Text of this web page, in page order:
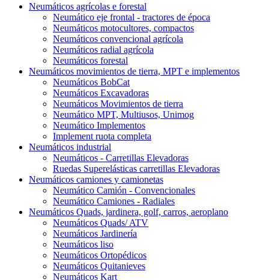
Neumáticos agrícolas e forestal
Neumático eje frontal - tractores de época
Neumáticos motocultores, compactos
Neumáticos convencional agrícola
Neumáticos radial agrícola
Neumáticos forestal
Neumáticos movimientos de tierra, MPT e implementos
Neumáticos BobCat
Neumáticos Excavadoras
Neumáticos Movimientos de tierra
Neumático MPT, Multiusos, Unimog
Neumático Implementos
Implement ruota completa
Neumáticos industrial
Neumáticos - Carretillas Elevadoras
Ruedas Superelásticas carretillas Elevadoras
Neumáticos camiones y camionetas
Neumático Camión - Convencionales
Neumático Camiones - Radiales
Neumáticos Quads, jardinera, golf, carros, aeroplano
Neumáticos Quads/ ATV
Neumáticos Jardinería
Neumáticos liso
Neumáticos Ortopédicos
Neumáticos Quitanieves
Neumáticos Kart